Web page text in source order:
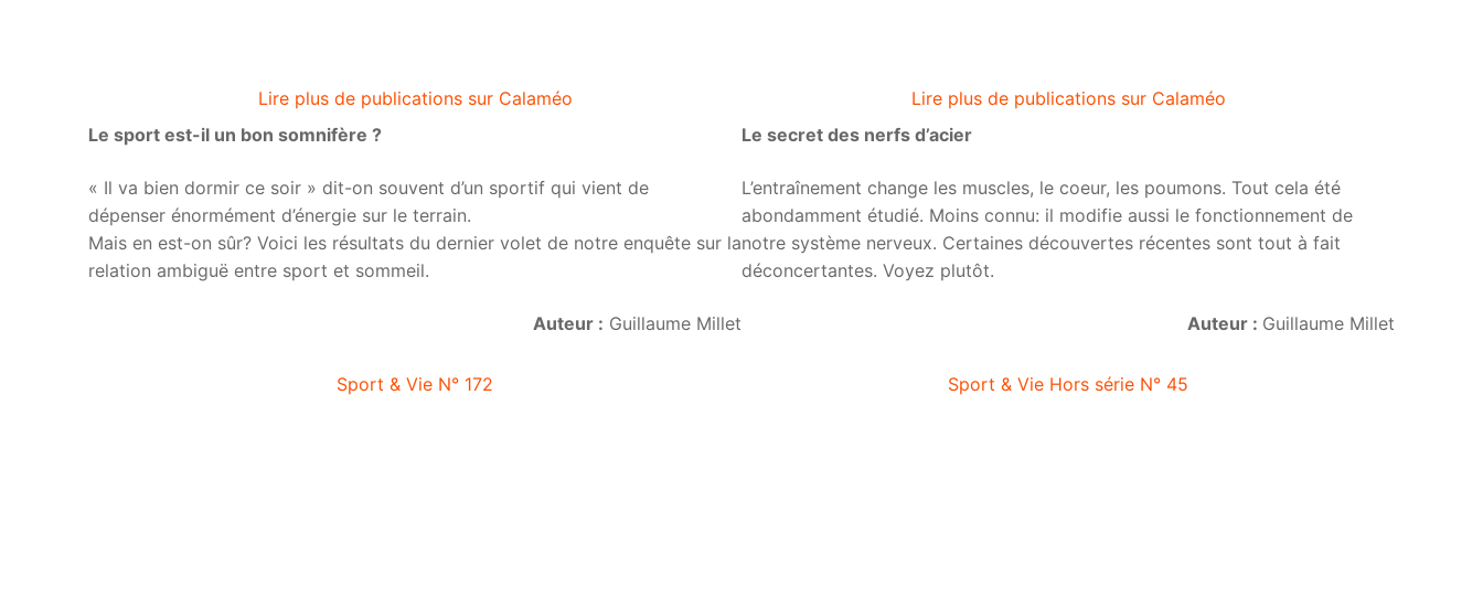
Lire plus de publications sur Calaméo
Lire plus de publications sur Calaméo
Le sport est-il un bon somnifère ?
« Il va bien dormir ce soir » dit-on souvent d’un sportif qui vient de
dépenser énormément d’énergie sur le terrain.
Mais en est-on sûr? Voici les résultats du dernier volet de notre enquête sur la
relation ambiguë entre sport et sommeil.
Auteur : Guillaume Millet
Le secret des nerfs d’acier
L’entraînement change les muscles, le coeur, les poumons. Tout cela été
abondamment étudié. Moins connu: il modifie aussi le fonctionnement de
notre système nerveux. Certaines découvertes récentes sont tout à fait
déconcertantes. Voyez plutôt.
Auteur : Guillaume Millet
Sport & Vie N° 172 Sport & Vie Hors série N° 45